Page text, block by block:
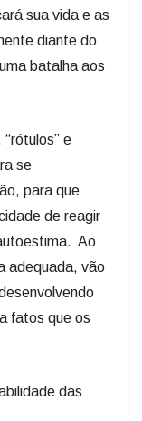
sua vida e as
diante do
batalha aos
e
se
para que
de reagir
Ao
adequada, vão
fatos que os
das